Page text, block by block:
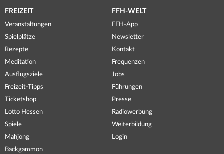
FREIZEIT
Veranstaltungen
Spielplätze
Rezepte
Meditation
Ausflugsziele
Freizeit-Tipps
Ticketshop
Lotto Hessen
Spiele
Mahjong
Backgammon
FFH-WELT
FFH-App
Newsletter
Kontakt
Frequenzen
Jobs
Führungen
Presse
Radiowerbung
Weiterbildung
Login